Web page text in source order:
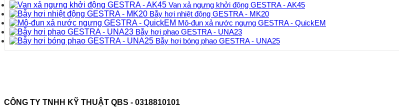
Van xả ngưng khởi động GESTRA - AK45
Bẫy hơi nhiệt động GESTRA - MK20
Mô-đun xả nước ngưng GESTRA - QuickEM
Bẫy hơi phao GESTRA - UNA23
Bẫy hơi bóng phao GESTRA - UNA25
CÔNG TY TNHH KỸ THUẬT QBS - 0318810101